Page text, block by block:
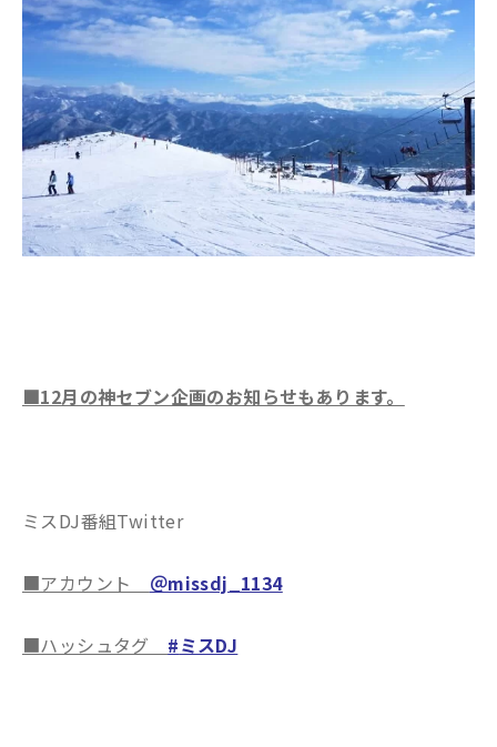
■12月の神セブン企画のお知らせもあります。
ミスDJ番組Twitter
■アカウント ＠missdj_1134
■ハッシュタグ #ミスDJ